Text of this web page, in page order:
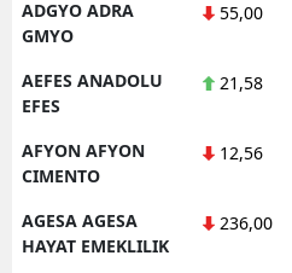
ADGYO ADRA
GMYO
55,00
AEFES ANADOLU
EFES
21,58
AFYON AFYON
CIMENTO
12,56
AGESA AGESA
HAYAT EMEKLILIK
236,00